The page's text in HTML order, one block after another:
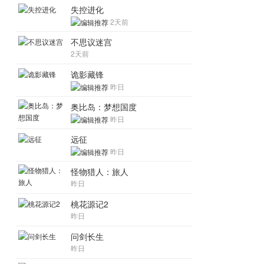
失控进化
2天前
不思议迷宫
2天前
诡影藏锋
昨日
奥比岛：梦想国度
昨日
远征
昨日
怪物猎人：旅人
昨日
桃花源记2
昨日
问剑长生
昨日